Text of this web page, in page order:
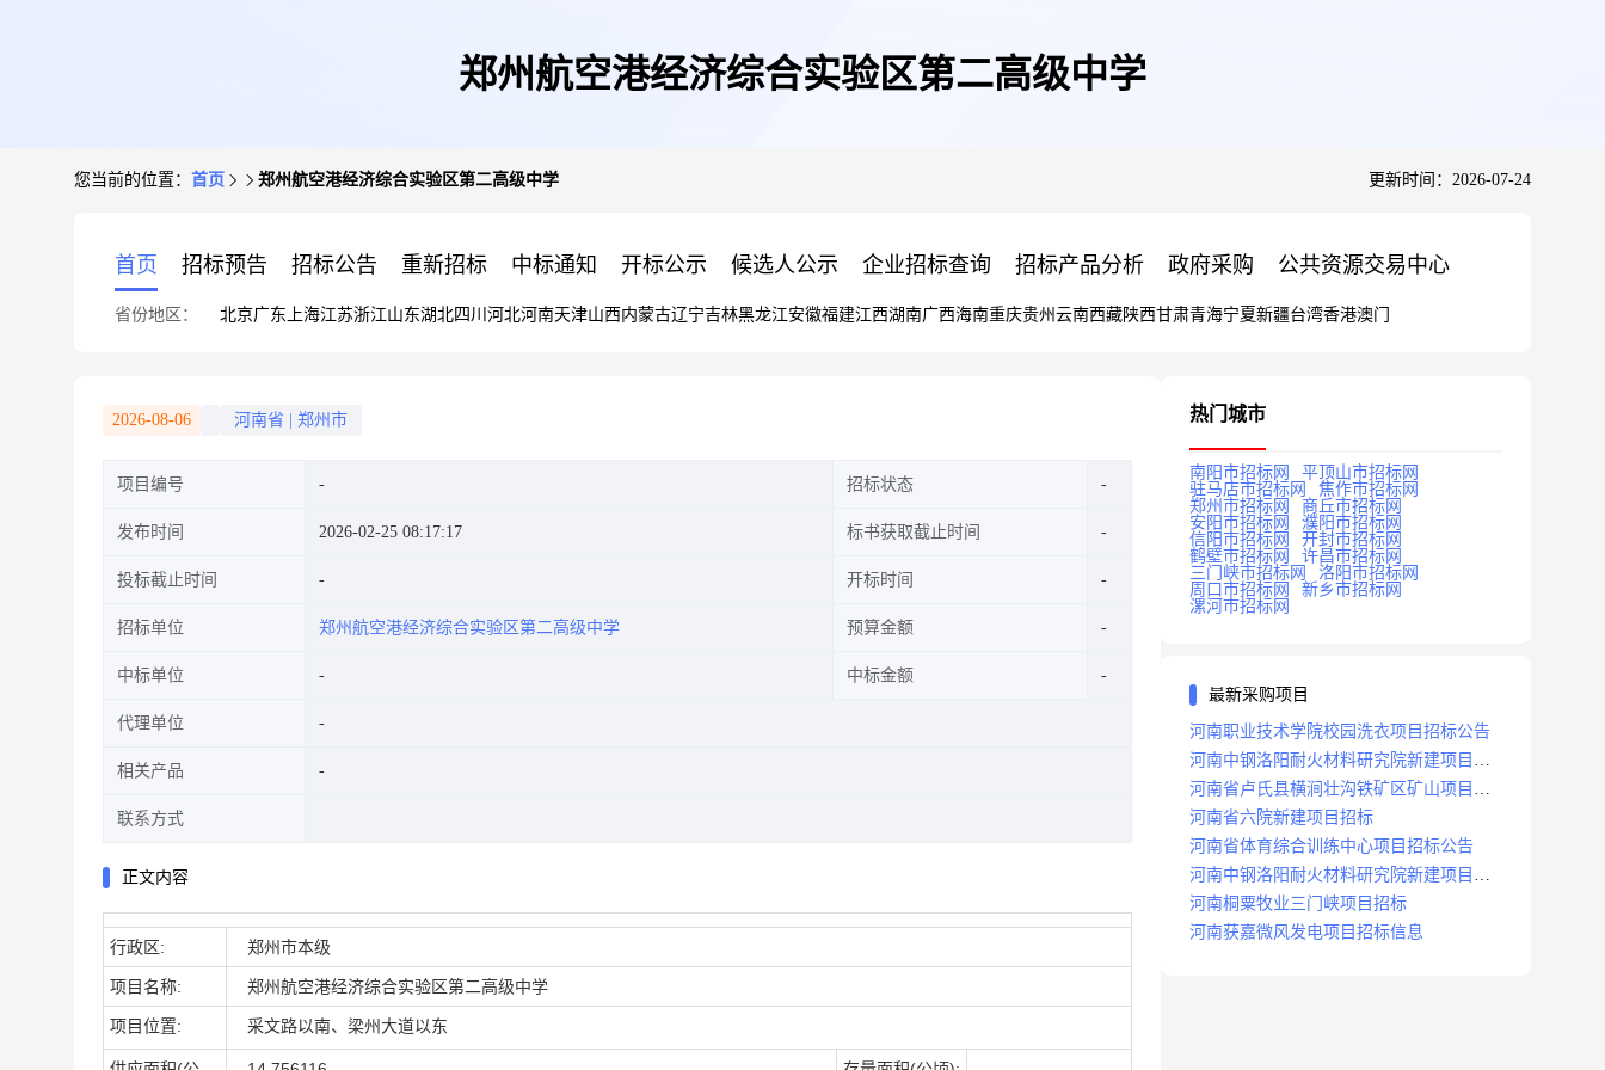
郑州航空港经济综合实验区第二高级中学
您当前的位置： 首页 郑州航空港经济综合实验区第二高级中学 更新时间：2026-07-24
首页 招标预告 招标公告 重新招标 中标通知 开标公示 候选人公示 企业招标查询 招标产品分析 政府采购 公共资源交易中心
省份地区： 北京广东 上海江苏浙江山东湖北四川 河北河南天津山西内蒙古辽宁吉林黑龙江安徽福建江西湖南广西海南重庆贵州 云南西藏陕西甘肃青海宁夏新疆台湾香港澳门
2026-08-06 河南省 郑州市
项目编号 招标状态
发布时间 2026-02-25 08:17:17 标书获取截止时间
投标截止时间 开标时间
招标单位 郑州航空港经济综合实验区第二高级中学 预算金额
中标单位 中标金额
代理单位
相关产品
联系方式
正文内容
行政区: 郑州市本级
项目名称: 郑州航空港经济综合实验区第二高级中学
项目位置: 采文路以南、梁州大道以东
热门城市
南阳市招标网
平顶山市招标网
驻马店市招标网
焦作市招标网
郑州市招标网
商丘市招标网
安阳市招标网
濮阳市招标网
信阳市招标网
开封市招标网
鹤壁市招标网
许昌市招标网
三门峡市招标网
洛阳市招标网
周口市招标网
新乡市招标网
漯河市招标网
最新采购项目
河南职业技术学院校园洗衣项目招标公告
河南中钢洛阳耐火材料研究院新建项目招
标
河南省卢氏县横涧壮沟铁矿区矿山项目招
标公告
河南省六院新建项目招标
河南省体育综合训练中心项目招标公告
河南中钢洛阳耐火材料研究院新建项目招
标
河南桐粟牧业三门峡项目招标
河南获嘉微风发电项目招标信息